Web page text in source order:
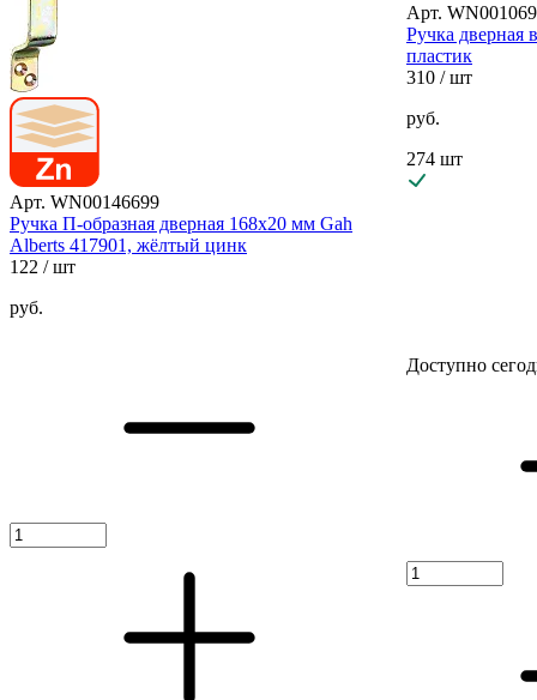
Арт. WN00146699
Ручка П-образная дверная 168х20 мм Gah
Alberts 417901, жёлтый цинк
122 / шт
руб.
Арт.
Ручка дверная
пластик
310 / шт
руб.
274 шт
Доступно